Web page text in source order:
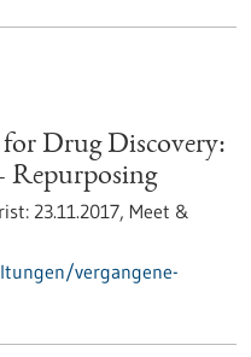
Drug Discovery:
Repurposing
23.11.2017, Meet &
vergangene-